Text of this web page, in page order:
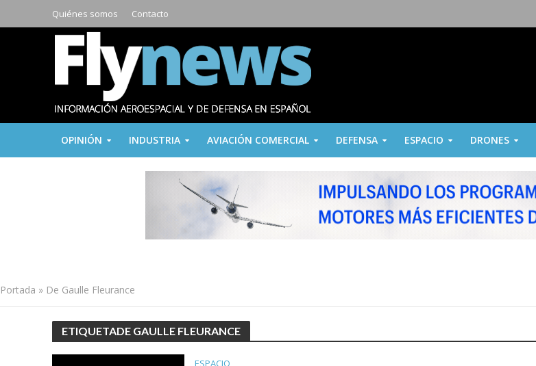
Quiénes somos Contacto
OPINIÓN INDUSTRIA AVIACIÓN COMERCIAL DEFENSA ESPACIO DRONES
Portada » De Gaulle Fleurance
ETIQUETADE GAULLE FLEURANCE
ESPACIO